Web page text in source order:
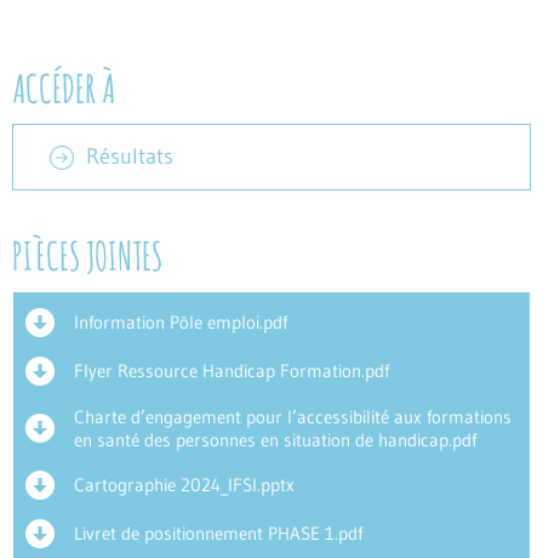
ACCÉDER À
Résultats
PIÈCES JOINTES
Information Pôle emploi.pdf
Flyer Ressource Handicap Formation.pdf
Charte d’engagement pour l’accessibilité aux formations
en santé des personnes en situation de handicap.pdf
Cartographie 2024_IFSI.pptx
Livret de positionnement PHASE 1.pdf